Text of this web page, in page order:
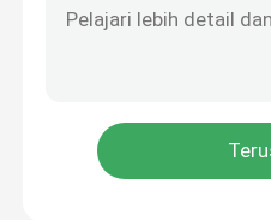
Botol Laboratorium Kaca
Lubang Laboratorium